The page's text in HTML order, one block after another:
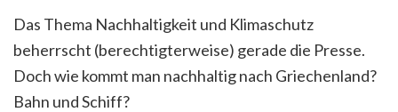
Das Thema Nachhaltigkeit und Klimaschutz
beherrscht (berechtigterweise) gerade die Presse.
Doch wie kommt man nachhaltig nach Griechenland?
Bahn und Schiff?